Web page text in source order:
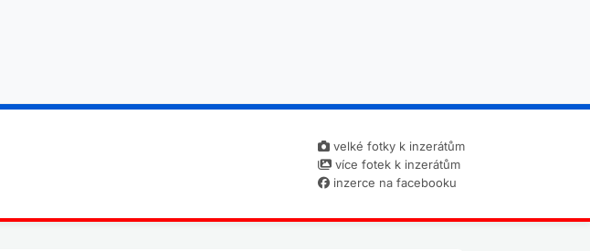
velké fotky k inzerátům
více fotek k inzerátům
inzerce na facebooku